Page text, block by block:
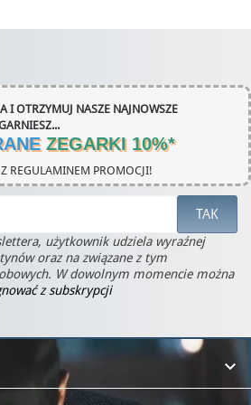
I OTRZYMUJ NASZE NAJNOWSZE
ZEGARKI 10%*
REGULAMINEM PROMOCJI!
użytkownik udziela wyraźnej
oraz na związane z tym
W dowolnym momencie można
z subskrypcji
